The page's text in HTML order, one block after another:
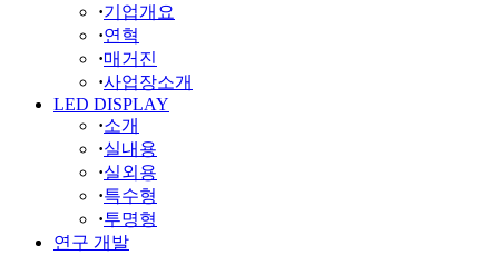
·기업개요
·연혁
·매거진
·사업장소개
LED DISPLAY
·소개
·실내용
·실외용
·특수형
·투명형
연구 개발